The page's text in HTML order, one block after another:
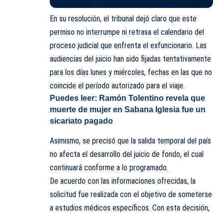
En su resolución, el tribunal dejó claro que este
permiso no interrumpe ni retrasa el calendario del
proceso judicial que enfrenta el exfuncionario. Las
audiencias del juicio han sido fijadas tentativamente
para los días lunes y miércoles, fechas en las que no
coincide el período autorizado para el viaje.
Puedes leer: Ramón Tolentino revela que
muerte de mujer en Sabana Iglesia fue un
sicariato pagado
Asimismo, se precisó que la salida temporal del país
no afecta el desarrollo del juicio de fondo, el cual
continuará conforme a lo programado.
De acuerdo con las informaciones ofrecidas, la
solicitud fue realizada con el objetivo de someterse
a estudios médicos específicos. Con esta decisión,